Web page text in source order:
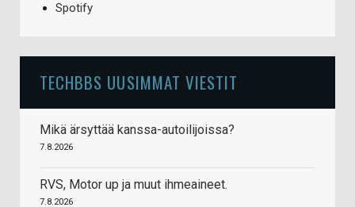
Spotify
TECHBBS UUSIMMAT VIESTIT
Mikä ärsyttää kanssa-autoilijoissa?
7.8.2026
RVS, Motor up ja muut ihmeaineet.
7.8.2026